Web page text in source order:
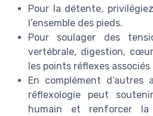
Pour la détente,
l’ensemble des pieds.
Pour soulager des
vertébrale, digestion,
les points réflexes
En complément d’autres
réflexologie peut
humain et renforcer la